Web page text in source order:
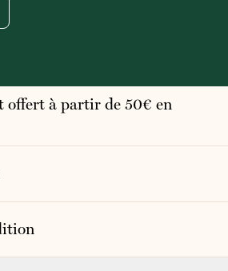
offert à partir de 50€ en